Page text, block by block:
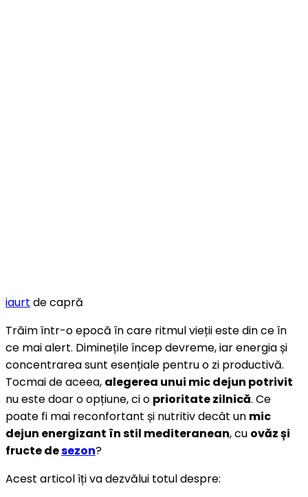
iaurt de capră
Trăim într-o epocă în care ritmul vieții este din ce în
ce mai alert. Diminețile încep devreme, iar energia și
concentrarea sunt esențiale pentru o zi productivă.
Tocmai de aceea, alegerea unui mic dejun potrivit
nu este doar o opțiune, ci o prioritate zilnică. Ce
poate fi mai reconfortant și nutritiv decât un mic
dejun energizant în stil mediteranean, cu ovăz și
fructe desezon?
Acest articol îți va dezvălui totul despre: